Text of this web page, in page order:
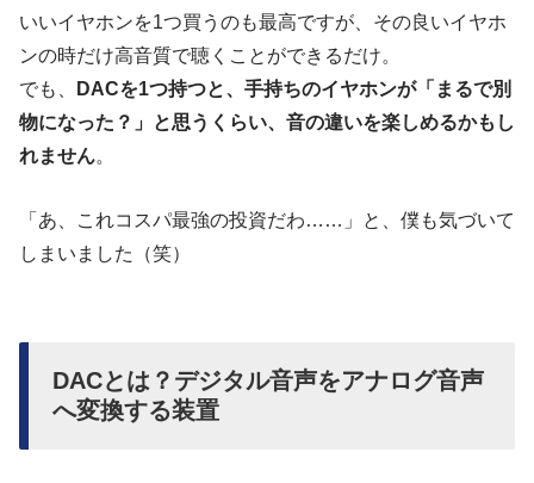
いいイヤホンを1つ買うのも最高ですが、その良いイヤホ
ンの時だけ高音質で聴くことができるだけ。
でも、
DACを1つ持つと、手持ちのイヤホンが「まるで別
物になった？」と思うくらい、音の違いを楽しめるかもし
れません。
「あ、これコスパ最強の投資だわ……」と、僕も気づいて
しまいました（笑）
DACとは？デジタル音声をアナログ音声
へ変換する装置